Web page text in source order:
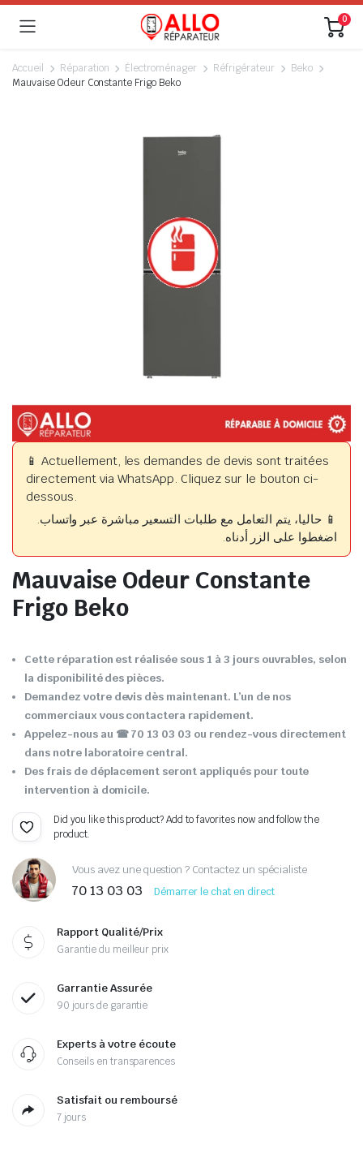
0
Accueil Réparation Électroménager Réfrigérateur
Beko
Mauvaise Odeur Constante Frigo Beko
📱 Actuellement, les demandes de devis sont traitées
directement via WhatsApp. Cliquez sur le bouton ci-
dessous.
📱 حاليا، يتم التعامل مع طلبات التسعير مباشرة عبر واتساب.
اضغطوا على الزر أدناه.
Mauvaise Odeur Constante
Frigo Beko
Cette réparation est réalisée sous 1 à 3 jours ouvrables, selon
la disponibilité des pièces.
Demandez votre devis dès maintenant. L’un de nos
commerciaux vous contactera rapidement.
Appelez-nous au ☎ 70 13 03 03 ou rendez-vous directement
dans notre laboratoire central.
Des frais de déplacement seront appliqués pour toute
intervention à domicile.
Did you like this product? Add to favorites now and follow the
product.
Vous avez une question ? Contactez un spécialiste
70 13 03 03 Démarrer le chat en direct
Rapport Qualité/Prix
Garantie du meilleur prix
Garrantie Assurée
90 jours de garantie
Experts à votre écoute
Conseils en transparences
Satisfait ou remboursé
7 jours